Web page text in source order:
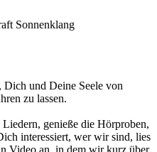
Sonnenklang
Dich und Deine Seele von
zu lassen.
genieße die Hörproben,
interessiert, wer wir sind, lies
Video an, in dem wir kurz über